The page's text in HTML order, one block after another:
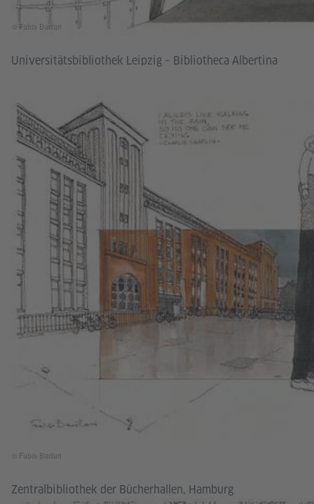
© Fabio Barilari
Universitätsbibliothek Leipzig – Bibliotheca Albertina
© Fabio Barilari
Zentralbibliothek der Bücherhallen, Hamburg